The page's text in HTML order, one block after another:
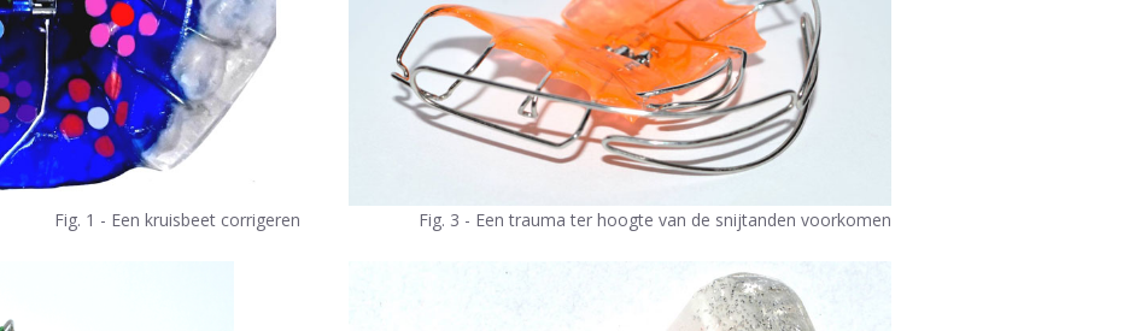
Fig. 1 - Een kruisbeet corrigeren Fig. 3 - Een trauma ter hoogte van de snijtanden voorkomen